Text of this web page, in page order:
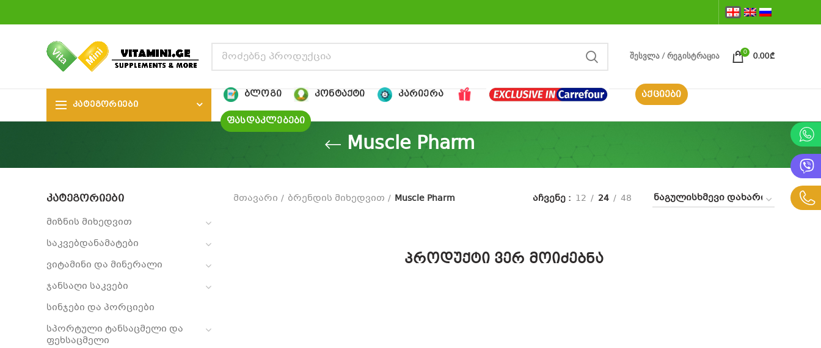
ᲨᲔᲡᲕᲚᲐ / ᲠᲔᲒᲘᲡᲢᲠᲐᲪᲘᲐ
0
0.00₾
ᲙᲐᲢᲔᲒᲝᲠᲘᲔᲑᲘ
ᲑᲚᲝᲒᲘ ᲙᲝᲜᲢᲐᲥᲢᲘ ᲙᲐᲠᲘᲔᲠᲐ
ᲐᲥᲪᲘᲔᲑᲘ
ᲤᲐᲡᲓᲐᲙᲚᲔᲑᲔᲑᲘ
Muscle Pharm
ᲙᲐᲢᲔᲒᲝᲠᲘᲔᲑᲘ
მიზნის მიხედვით
საკვებდანამატები
ვიტამინი და მინერალი
ჯანსაღი საკვები
სინჯები და პორციები
სპორტული ტანსაცმელი და
ფეხსაცმელი
მთავარი ბრენდის მიხედვით Muscle Pharm აჩვენე 12 24 48
პროდუქტი ვერ მოიძებნა